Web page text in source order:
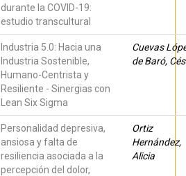
durante la COVID-19:
estudio transcultural
Herrera
Puente,
Sebastián;
Chocho
Pérez Marín,
Marián;
Montoya
Castilla,
Inmaculada
Industria 5.0: Hacia una
Industria Sostenible,
Humano-Centrista y
Resiliente - Sinergias con
Lean Six Sigma
Cuevas
de Baró,
Personalidad depresiva,
ansiosa y falta de
resiliencia asociada a la
percepción del dolor,
Ortiz
Hernández,
Alicia